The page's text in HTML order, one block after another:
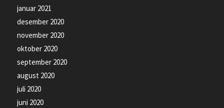
januar 2021
desember 2020
november 2020
oktober 2020
september 2020
august 2020
juli 2020
juni 2020